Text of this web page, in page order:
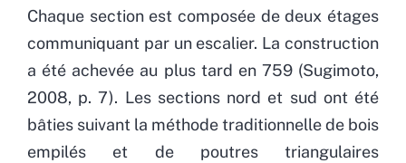
Chaque section est composée de deux étages
communiquant par un escalier. La construction
a été achevée au plus tard en 759 (Sugimoto,
2008, p. 7). Les sections nord et sud ont été
bâties suivant la méthode traditionnelle de bois
empilés et de poutres triangulaires